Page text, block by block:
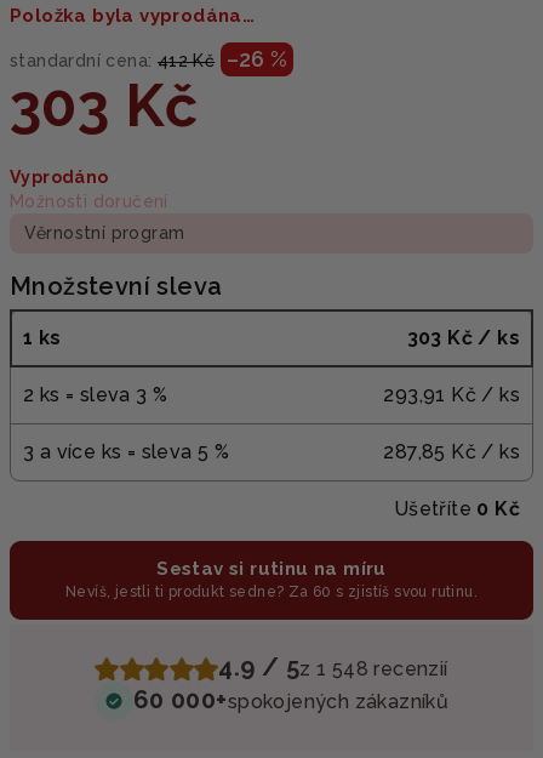
Položka byla vyprodána…
standardní cena: 412 Kč –26 %
303 Kč
cena:
Vyprodáno
Možnosti doručení
Věrnostní program
Množstevní sleva
1 ks 303 Kč / ks
2 ks = sleva 3 % 293,91 Kč / ks
3 a více ks = sleva 5 % 287,85 Kč / ks
Ušetříte 0 Kč
Sestav si rutinu na míru
Nevíš, jestli ti produkt sedne? Za 60 s zjistíš svou rutinu.
4.9 / 5z 1 548 recenzií
60 000+spokojených zákazníků